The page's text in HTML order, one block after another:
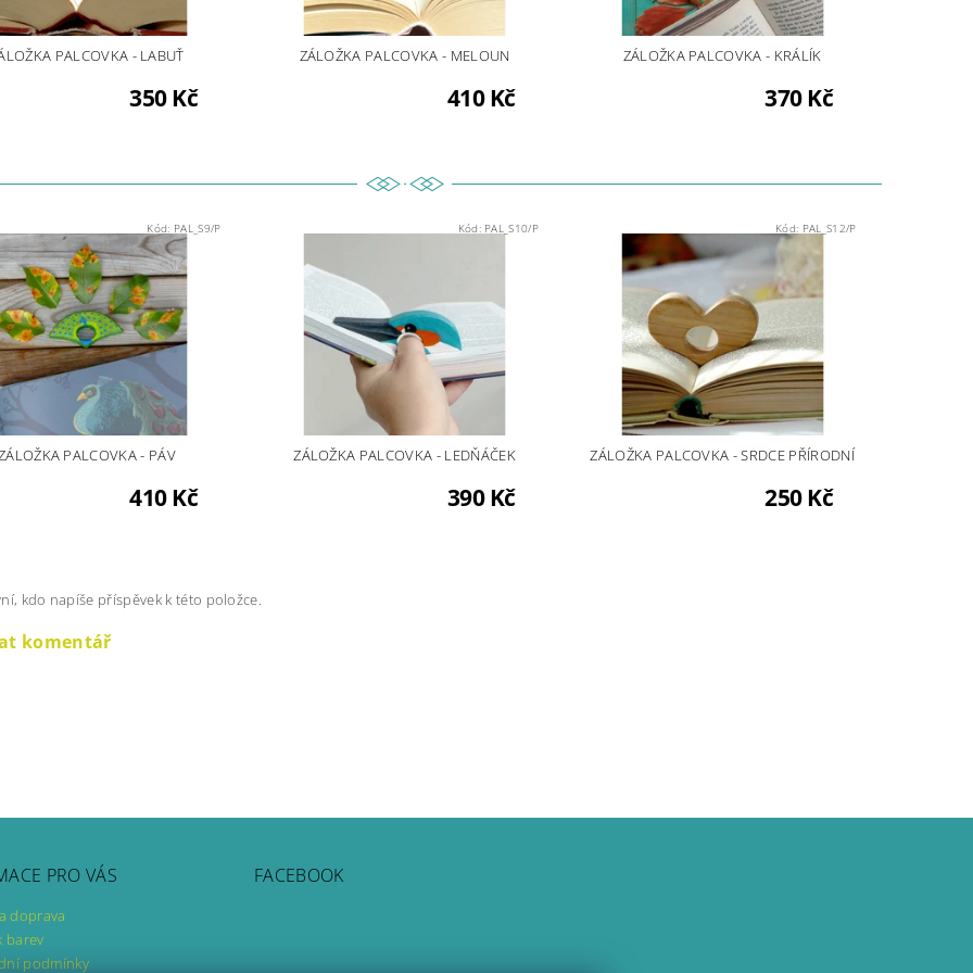
PALCOVKA - LABUŤ
350 Kč
ZÁLOŽKA PALCOVKA - MELOUN
410 Kč
ZÁLOŽKA PALCOVKA - KRÁLÍK
370 Kč
Kód: PAL_S9/P
PALCOVKA - PÁV
410 Kč
Kód: PAL_S10/P
ZÁLOŽKA PALCOVKA - LEDŇÁČEK
390 Kč
Kód: PAL_S12/P
ZÁLOŽKA PALCOVKA - SRDCE PŘÍRODNÍ
250 Kč
kdo napíše příspěvek k této položce.
komentář
PRO VÁS
doprava
barev
podmínky
FACEBOOK